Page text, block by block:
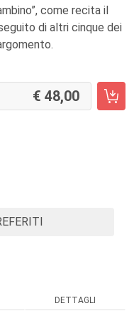
come recita il
di altri cinque dei
48,00
DETTAGLI